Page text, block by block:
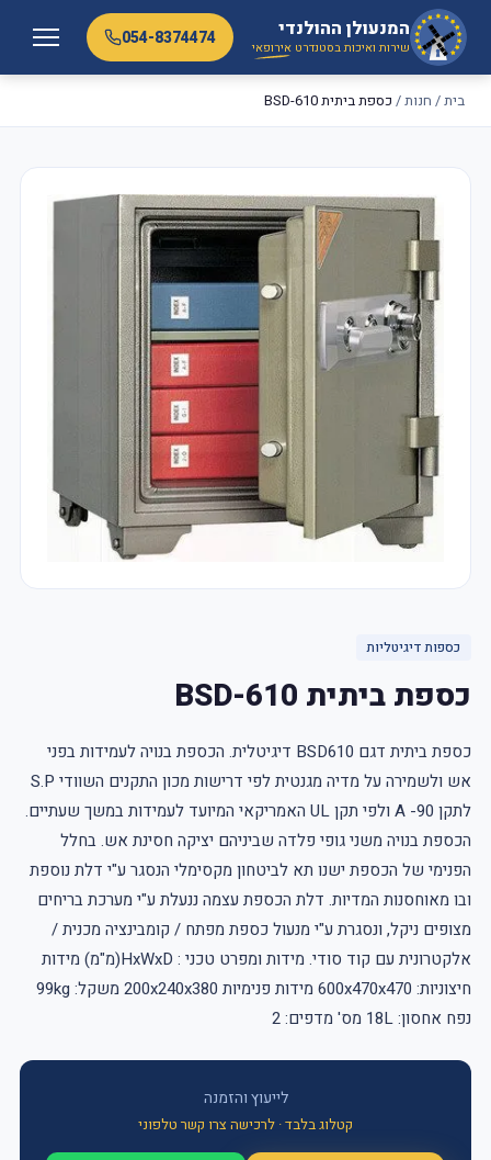
המנעולן ההולנדי
שירות ואיכות בסטנדרט אירופאי 054-8374474
בית/ חנות/ כספת ביתית BSD-610
כספות דיגיטליות
כספת ביתית BSD-610
כספת ביתית דגם BSD610 דיגיטלית. הכספת בנויה לעמידות בפני
אש ולשמירה על מדיה מגנטית לפי דרישות מכון התקנים השוודי S.P
לתקן 90- A ולפי תקן UL האמריקאי המיועד לעמידות במשך שעתיים.
הכספת בנויה משני גופי פלדה שביניהם יציקה חסינת אש. בחלל
הפנימי של הכספת ישנו תא לביטחון מקסימלי הנסגר ע"י דלת נוספת
ובו מאוחסנות המדיות. דלת הכספת עצמה ננעלת ע"י מערכת בריחים
מצופים ניקל, ונסגרת ע"י מנעול כספת מפתח / קומבינציה מכנית /
אלקטרונית עם קוד סודי. מידות ומפרט טכני : HxWxD(מ"מ) מידות
חיצוניות: 600x470x470 מידות פנימיות 200x240x380 משקל: 99kg
נפח אחסון: 18L מס' מדפים: 2
לייעוץ והזמנה
קטלוג בלבד · לרכישה צרו קשר טלפוני